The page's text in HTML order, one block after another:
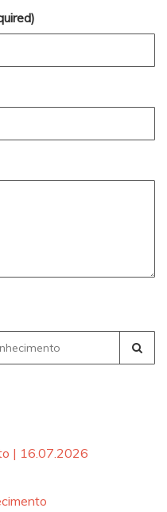
| 16.07.2026